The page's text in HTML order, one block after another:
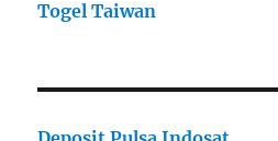
Togel Taiwan